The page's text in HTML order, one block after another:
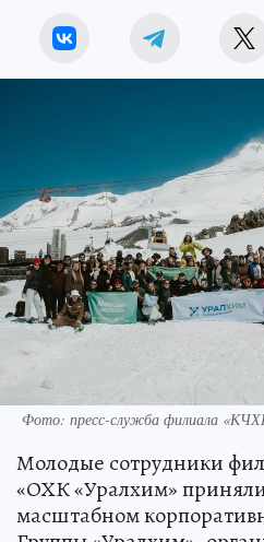
Фото: пресс-служба филиала
Молодые сотрудники
«ОХК «Уралхим»
масштабном